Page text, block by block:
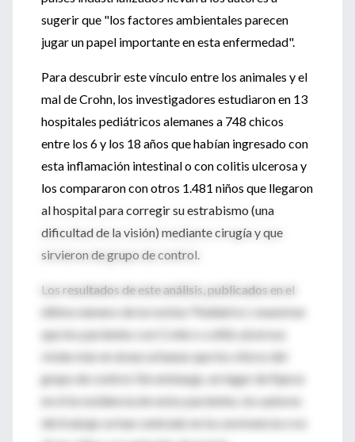
sugerir que "los factores ambientales parecen
jugar un papel importante en esta enfermedad".
Para descubrir este vínculo entre los animales y el
mal de Crohn, los investigadores estudiaron en 13
hospitales pediátricos alemanes a 748 chicos
entre los 6 y los 18 años que habían ingresado con
esta inflamación intestinal o con colitis ulcerosa y
los compararon con otros 1.481 niños que llegaron
al hospital para corregir su estrabismo (una
dificultad de la visión) mediante cirugía y que
sirvieron de grupo de control.
Los resultados de este análisis, publicados en el
último número de la revista 'Pediatrics', muestran
que los pacientes con Crohn o colitis ulcerosa
vivían más en áreas urbanas que los chicos del
grupo de control. Sin embargo, en lugar de fijarse
en el la residencia de estos pacientes, los autores
del trabajo se han centrado en la convivencia o no